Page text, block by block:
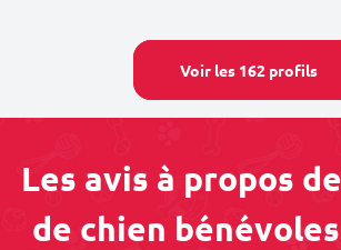
Voir les 162 profils
Les avis à propos
de chien